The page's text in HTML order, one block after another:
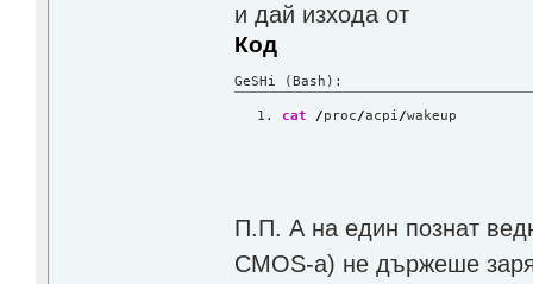
и дай изхода от
Код
GeSHi (Bash):
cat /proc/acpi/wakeup
П.П. А на един познат
CMOS-а) не държеше